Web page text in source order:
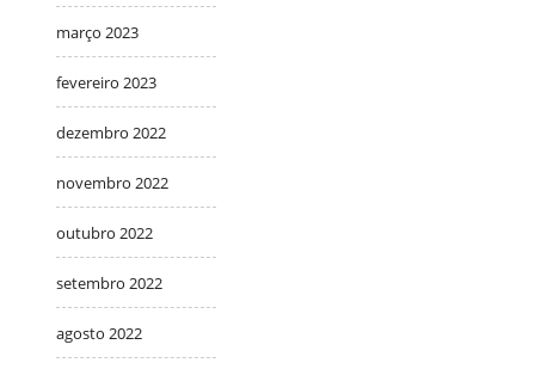
março 2023
fevereiro 2023
dezembro 2022
novembro 2022
outubro 2022
setembro 2022
agosto 2022